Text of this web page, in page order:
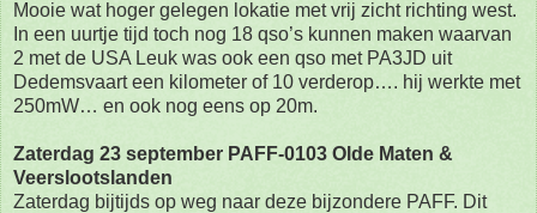
Mooie wat hoger gelegen lokatie met vrij zicht richting west.
In een uurtje tijd toch nog 18 qso’s kunnen maken waarvan
2 met de USA Leuk was ook een qso met PA3JD uit
Dedemsvaart een kilometer of 10 verderop…. hij werkte met
250mW… en ook nog eens op 20m.
Zaterdag 23 september PAFF-0103 Olde Maten &
Veerslootslanden
Zaterdag bijtijds op weg naar deze bijzondere PAFF. Dit